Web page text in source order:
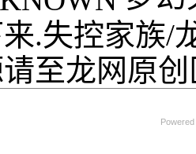
.失控家族/
至龙网原